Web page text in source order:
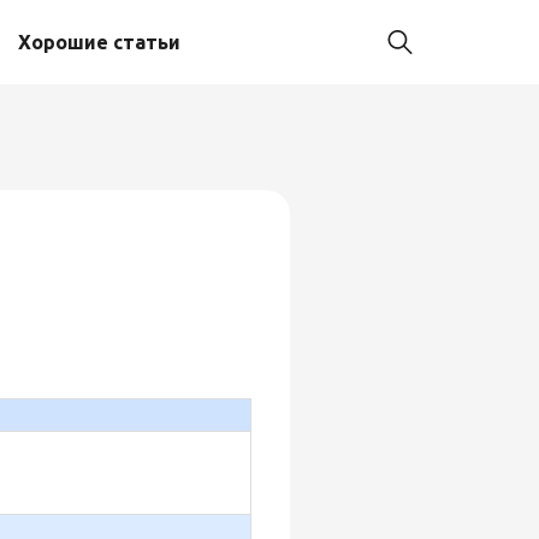
Хорошие статьи